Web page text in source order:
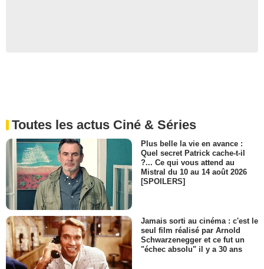
Toutes les actus Ciné & Séries
Plus belle la vie en avance :
Quel secret Patrick cache-t-il
?... Ce qui vous attend au
Mistral du 10 au 14 août 2026
[SPOILERS]
Jamais sorti au cinéma : c'est le
seul film réalisé par Arnold
Schwarzenegger et ce fut un
"échec absolu" il y a 30 ans